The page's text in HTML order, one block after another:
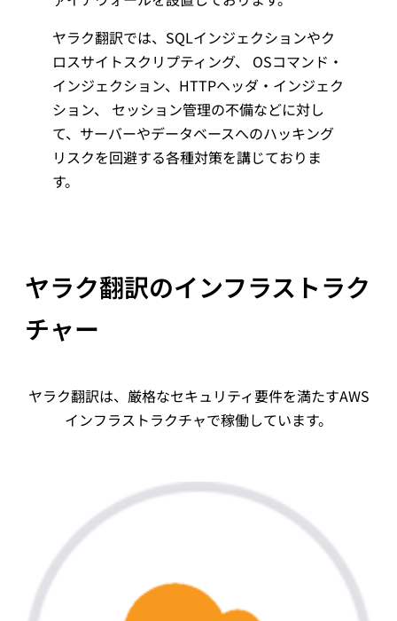
ヤラク翻訳では、SQLインジェクションやク
ロスサイトスクリプティング、 OSコマンド・
インジェクション、HTTPヘッダ・インジェク
ション、 セッション管理の不備などに対し
て、サーバーやデータベースへのハッキング
リスクを回避する各種対策を講じておりま
す。
ヤラク翻訳のインフラストラク
チャー
ヤラク翻訳は、厳格なセキュリティ要件を満たすAWS
インフラストラクチャで稼働しています。